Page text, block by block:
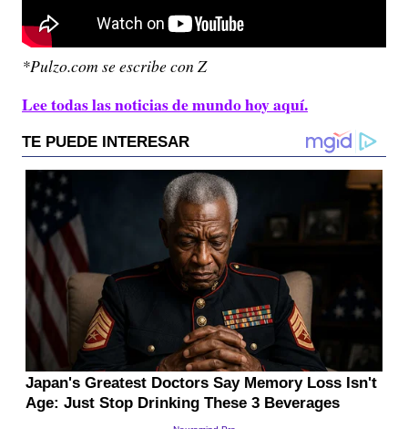
*Pulzo.com se escribe con Z
Lee todas las noticias de mundo hoy aquí.